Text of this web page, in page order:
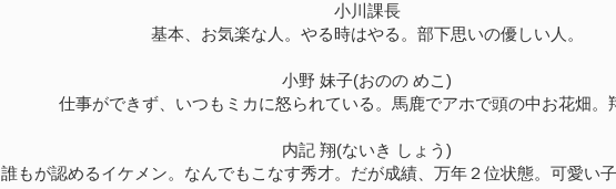
小川課長
基本、お気楽な人。やる時はやる。部下思いの優しい人。
小野 妹子(おのの めこ)
仕事ができず、いつもミカに怒られている。馬鹿でアホで頭の中お花畑。
内記 翔(ないき しょう)
誰もが認めるイケメン。なんでもこなす秀才。だが成績、万年２位状態。可愛い